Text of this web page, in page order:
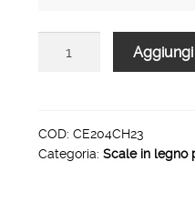
casa
HOME
COD: CE204CH23
Categoria: Scale in legno